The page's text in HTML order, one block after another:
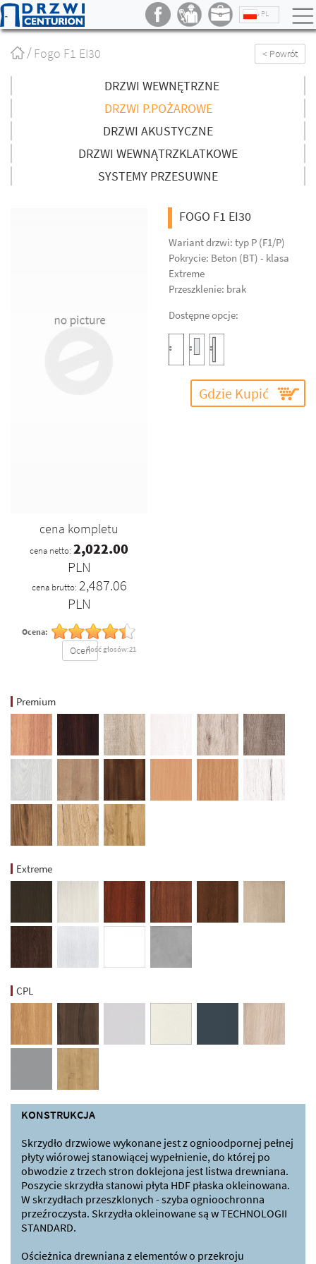
PL
StronaFogo F1 EI30 < Powrót
DRZWI WEWNĘTRZNE
DRZWI P.POŻAROWE
DRZWI AKUSTYCZNE
DRZWI WEWNĄTRZKLATKOWE
SYSTEMY PRZESUWNE
cena kompletu
cena netto: 2,022.00
PLN
cena brutto: 2,487.06
PLN
Ocena:
Ilość głosów:21
Oceń
FOGO F1 EI30
Wariant drzwi: typ P (F1/P)
Pokrycie: Beton (BT) - klasa
Extreme
Przeszklenie: brak
Dostępne opcje:
Gdzie Kupić
Premium
Extreme
CPL
KONSTRUKCJA
Skrzydło drzwiowe wykonane jest z ognioodpornej pełnej
płyty wiórowej stanowiącej wypełnienie, do której po
obwodzie z trzech stron doklejona jest listwa drewniana.
Poszycie skrzydła stanowi płyta HDF płaska okleinowana.
W skrzydłach przeszklonych - szyba ognioochronna
przeźroczysta. Skrzydła okleinowane są w TECHNOLOGII
STANDARD.
Ościeżnica drewniana z elementów o przekroju